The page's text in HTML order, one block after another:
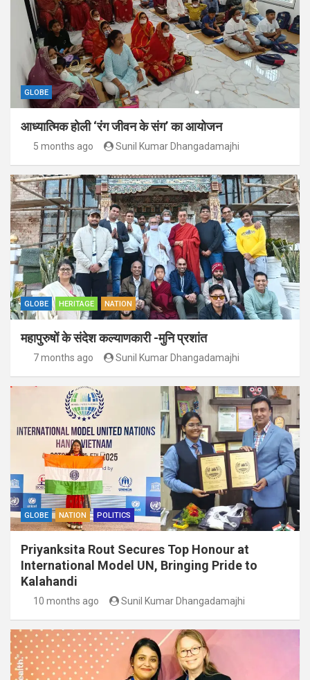
GLOBE
आध्यात्मिक होली ‘रंग जीवन के संग’ का आयोजन
5 months ago Sunil Kumar Dhangadamajhi
GLOBE HERITAGE NATION
महापुरुषों के संदेश कल्याणकारी -मुनि प्रशांत
7 months ago Sunil Kumar Dhangadamajhi
GLOBE NATION POLITICS
Priyanksita Rout Secures Top Honour at
International Model UN, Bringing Pride to
Kalahandi
10 months ago Sunil Kumar Dhangadamajhi